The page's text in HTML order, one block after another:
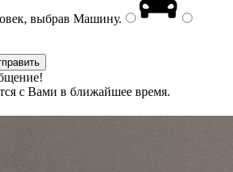
выбрав Машину.
с Вами в ближайшее время.